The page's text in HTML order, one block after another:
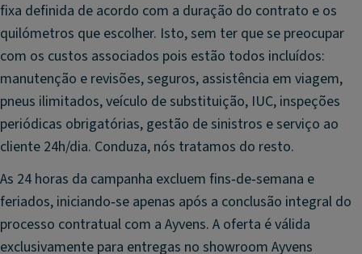
fixa definida de acordo com a duração do contrato e os
quilómetros que escolher. Isto, sem ter que se preocupar
com os custos associados pois estão todos incluídos:
manutenção e revisões, seguros, assistência em viagem,
pneus ilimitados, veículo de substituição, IUC, inspeções
periódicas obrigatórias, gestão de sinistros e serviço ao
cliente 24h/dia. Conduza, nós tratamos do resto.
As 24 horas da campanha excluem fins‑de‑semana e
feriados, iniciando‑se apenas após a conclusão integral do
processo contratual com a Ayvens. A oferta é válida
exclusivamente para entregas no showroom Ayvens